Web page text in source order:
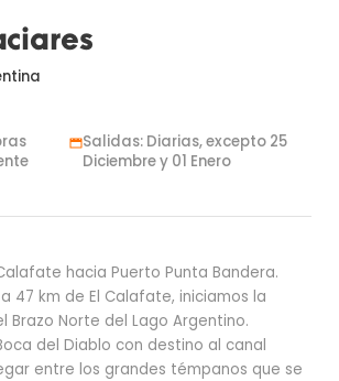
Salidas: Diarias, excepto 25
Diciembre y 01 Enero
hacia Puerto Punta Bandera.
47 km de El Calafate, iniciamos la
Brazo Norte del Lago Argentino.
del Diablo con destino al canal
entre los grandes témpanos que se